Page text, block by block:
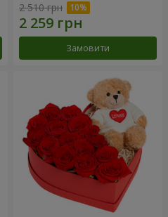
2 510 грн
Замовити